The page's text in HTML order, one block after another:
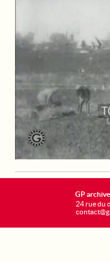
GP
24 rue du